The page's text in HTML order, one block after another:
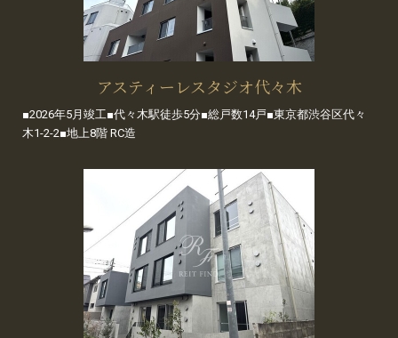
アスティーレスタジオ代々木
■2026年5月竣工■代々木駅徒歩5分■総戸数14戸■東京都渋谷区代々
木1-2-2■地上8階 RC造